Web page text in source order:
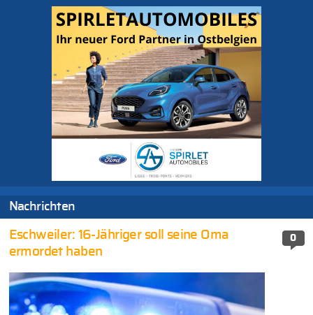
Nachrichten
0
Eschweiler: 16-Jähriger soll seine Oma
ermordet haben